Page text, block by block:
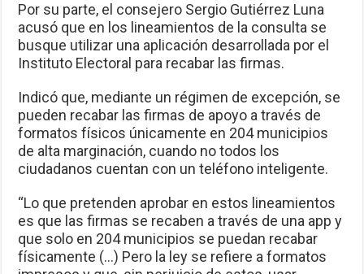
Por su parte, el consejero Sergio Gutiérrez Luna
acusó que en los lineamientos de la consulta se
busque utilizar una aplicación desarrollada por el
Instituto Electoral para recabar las firmas.
Indicó que, mediante un régimen de excepción, se
pueden recabar las firmas de apoyo a través de
formatos físicos únicamente en 204 municipios
de alta marginación, cuando no todos los
ciudadanos cuentan con un teléfono inteligente.
“Lo que pretenden aprobar en estos lineamientos
es que las firmas se recaben a través de una app y
que solo en 204 municipios se puedan recabar
físicamente (…) Pero la ley se refiere a formatos